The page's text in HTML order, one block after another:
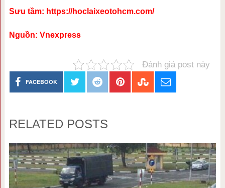
Sưu tầm: https://hoclaixeotohcm.com/
Nguồn: Vnexpress
Đánh giá post này
FACEBOOK
RELATED POSTS